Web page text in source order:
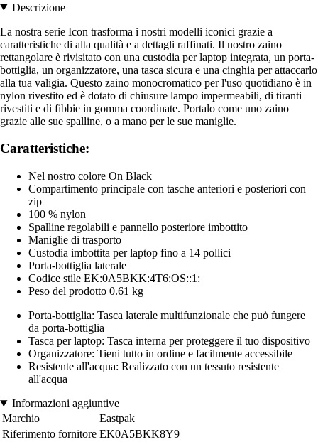
Descrizione
La nostra serie Icon trasforma i nostri modelli iconici grazie a
caratteristiche di alta qualità e a dettagli raffinati. Il nostro zaino
rettangolare è rivisitato con una custodia per laptop integrata, un porta-
bottiglia, un organizzatore, una tasca sicura e una cinghia per attaccarlo
alla tua valigia. Questo zaino monocromatico per l'uso quotidiano è in
nylon rivestito ed è dotato di chiusure lampo impermeabili, di tiranti
rivestiti e di fibbie in gomma coordinate. Portalo come uno zaino
grazie alle sue spalline, o a mano per le sue maniglie.
Caratteristiche:
Nel nostro colore On Black
Compartimento principale con tasche anteriori e posteriori con
zip
100 % nylon
Spalline regolabili e pannello posteriore imbottito
Maniglie di trasporto
Custodia imbottita per laptop fino a 14 pollici
Porta-bottiglia laterale
Codice stile EK:0A5BKK:4T6:OS::1:
Peso del prodotto 0.61 kg
Porta-bottiglia: Tasca laterale multifunzionale che può fungere
da porta-bottiglia
Tasca per laptop: Tasca interna per proteggere il tuo dispositivo
Organizzatore: Tieni tutto in ordine e facilmente accessibile
Resistente all'acqua: Realizzato con un tessuto resistente
all'acqua
Informazioni aggiuntive
Marchio
Eastpak
Riferimento fornitore EK0A5BKK8Y9